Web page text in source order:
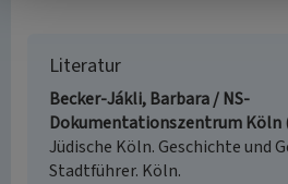
Literatur
Becker-Jákli, Barbara / NS-
Dokumentationszentrum Köln
Jüdische Köln. Geschichte und
Stadtführer. Köln.